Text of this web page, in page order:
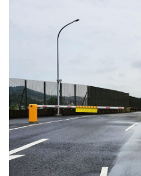
5.停車收費系統系列實績
6.停車收費系統-地閘式實績
7.人員管制機系列實績
8.長距離讀卡機系列實績
9.車位在席導引系列實績